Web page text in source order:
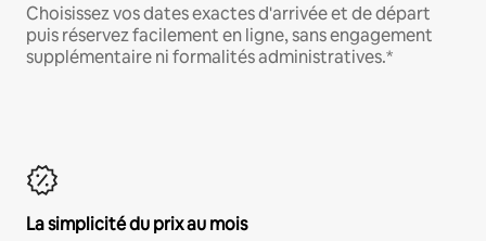
Choisissez vos dates exactes d'arrivée et de départ
puis réservez facilement en ligne, sans engagement
supplémentaire ni formalités administratives.*
La simplicité du prix au mois